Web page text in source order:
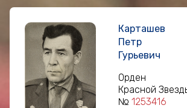
Карташев
Петр
Гурьевич
Орден
Красной
№ 1253416